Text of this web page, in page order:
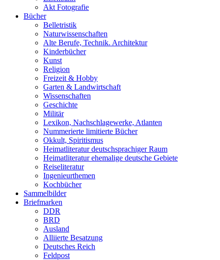
Akt Fotografie
Bücher
Belletristik
Naturwissenschaften
Alte Berufe, Technik. Architektur
Kinderbücher
Kunst
Religion
Freizeit & Hobby
Garten & Landwirtschaft
Wissenschaften
Geschichte
Militär
Lexikon, Nachschlagewerke, Atlanten
Nummerierte limitierte Bücher
Okkult, Spiritismus
Heimatliteratur deutschsprachiger Raum
Heimatliteratur ehemalige deutsche Gebiete
Reiseliteratur
Ingenieurthemen
Kochbücher
Sammelbilder
Briefmarken
DDR
BRD
Ausland
Alliierte Besatzung
Deutsches Reich
Feldpost